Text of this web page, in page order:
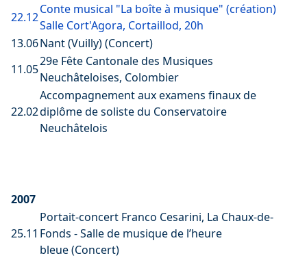
22.12
Conte musical "La boîte à musique" (création)
Salle Cort'Agora, Cortaillod, 20h
13.06Nant (Vuilly) (Concert)
11.05
29e Fête Cantonale des Musiques
Neuchâteloises, Colombier
22.02
Accompagnement aux examens finaux de
diplôme de soliste du Conservatoire
Neuchâtelois
2007
25.11
Portait-concert Franco Cesarini, La Chaux-de-
Fonds - Salle de musique de l’heure
bleue (Concert)